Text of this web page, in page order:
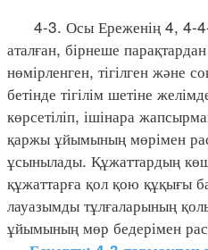
4-3. Осы Ереженің 4, 4-4-
аталған, бірнеше
нөмірленген, тігілген және
бетінде тігілім шетіне
көрсетіліп, ішінара
қаржы ұйымының мөрімен
ұсынылады. Құжаттардың
құжаттарға қол қою құқығы
лауазымды тұлғаларының
ұйымының мөр бедерімен